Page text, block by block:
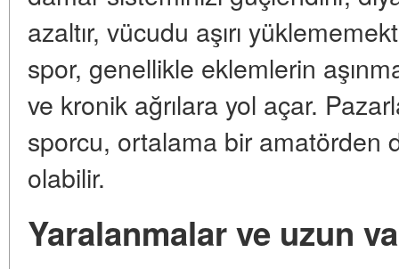
azaltır, vücudu aşırı
spor, genellikle eklemlerin
ve kronik ağrılara yol açar.
sporcu, ortalama bir amatörden
olabilir.
Yaralanmalar ve uzun